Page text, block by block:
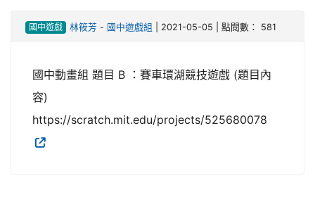
國中遊戲 林筱芳 - 國中遊戲組 | 2021-05-05 | 點閱數： 581
國中動畫組 題目 B ：賽車環湖競技遊戲 (題目內
容)
https://scratch.mit.edu/projects/525680078